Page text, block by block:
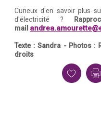
Curieux d'en savoir plus
d'électricité ?
mail
Texte : Sandra - Photos :
droits